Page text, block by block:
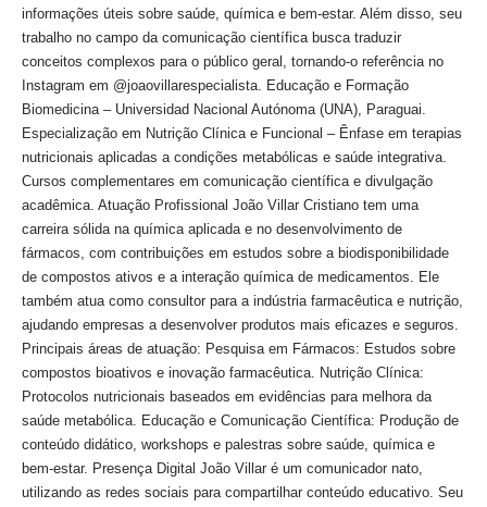
informações úteis sobre saúde, química e bem-estar. Além disso, seu
trabalho no campo da comunicação científica busca traduzir
conceitos complexos para o público geral, tornando-o referência no
Instagram em @joaovillarespecialista. Educação e Formação
Biomedicina – Universidad Nacional Autónoma (UNA), Paraguai.
Especialização em Nutrição Clínica e Funcional – Ênfase em terapias
nutricionais aplicadas a condições metabólicas e saúde integrativa.
Cursos complementares em comunicação científica e divulgação
acadêmica. Atuação Profissional João Villar Cristiano tem uma
carreira sólida na química aplicada e no desenvolvimento de
fármacos, com contribuições em estudos sobre a biodisponibilidade
de compostos ativos e a interação química de medicamentos. Ele
também atua como consultor para a indústria farmacêutica e nutrição,
ajudando empresas a desenvolver produtos mais eficazes e seguros.
Principais áreas de atuação: Pesquisa em Fármacos: Estudos sobre
compostos bioativos e inovação farmacêutica. Nutrição Clínica:
Protocolos nutricionais baseados em evidências para melhora da
saúde metabólica. Educação e Comunicação Científica: Produção de
conteúdo didático, workshops e palestras sobre saúde, química e
bem-estar. Presença Digital João Villar é um comunicador nato,
utilizando as redes sociais para compartilhar conteúdo educativo. Seu